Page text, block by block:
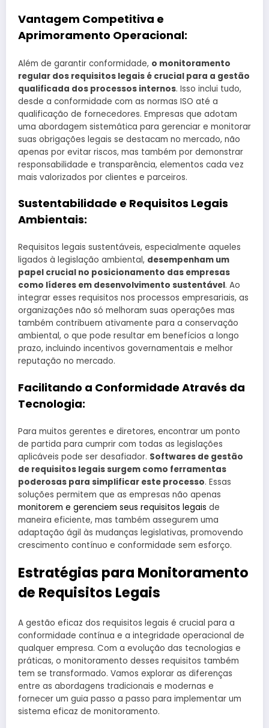
Vantagem Competitiva e
Aprimoramento Operacional:
Além de garantir conformidade, o monitoramento
regular dos requisitos legais é crucial para a gestão
qualificada dos processos internos. Isso inclui tudo,
desde a conformidade com as normas ISO até a
qualificação de fornecedores. Empresas que adotam
uma abordagem sistemática para gerenciar e monitorar
suas obrigações legais se destacam no mercado, não
apenas por evitar riscos, mas também por demonstrar
responsabilidade e transparência, elementos cada vez
mais valorizados por clientes e parceiros.
Sustentabilidade e Requisitos Legais
Ambientais:
Requisitos legais sustentáveis, especialmente aqueles
ligados à legislação ambiental, desempenham um
papel crucial no posicionamento das empresas
como líderes em desenvolvimento sustentável. Ao
integrar esses requisitos nos processos empresariais, as
organizações não só melhoram suas operações mas
também contribuem ativamente para a conservação
ambiental, o que pode resultar em benefícios a longo
prazo, incluindo incentivos governamentais e melhor
reputação no mercado.
Facilitando a Conformidade Através da
Tecnologia:
Para muitos gerentes e diretores, encontrar um ponto
de partida para cumprir com todas as legislações
aplicáveis pode ser desafiador. Softwares de gestão
de requisitos legais surgem como ferramentas
poderosas para simplificar este processo. Essas
soluções permitem que as empresas não apenas
monitorem e gerenciem seus requisitos legais de
maneira eficiente, mas também assegurem uma
adaptação ágil às mudanças legislativas, promovendo
crescimento contínuo e conformidade sem esforço.
Estratégias para Monitoramento
de Requisitos Legais
A gestão eficaz dos requisitos legais é crucial para a
conformidade contínua e a integridade operacional de
qualquer empresa. Com a evolução das tecnologias e
práticas, o monitoramento desses requisitos também
tem se transformado. Vamos explorar as diferenças
entre as abordagens tradicionais e modernas e
fornecer um guia passo a passo para implementar um
sistema eficaz de monitoramento.